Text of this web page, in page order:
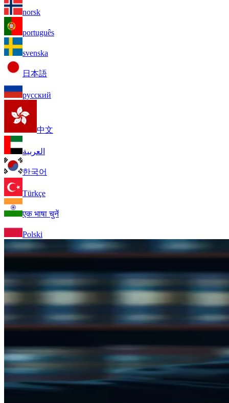
norsk
português
svenska
日本語
русский
中文
العربية
한국어
Türkçe
एक भाषा चुनें
Polski